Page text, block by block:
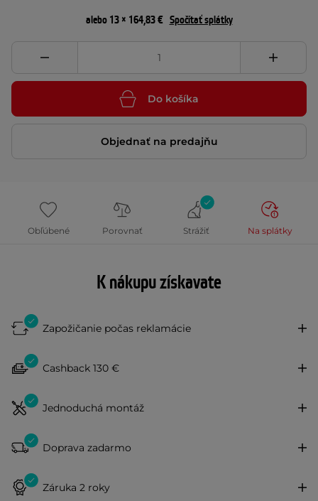
alebo 13 × 164,83 € Spočítať splátky
Do košíka
Objednať na predajňu
Obľúbené Porovnať Strážiť Na splátky
K nákupu získavate
Zapožičanie počas reklamácie
Cashback 130 €
Jednoduchá montáž
Doprava zadarmo
Záruka 2 roky